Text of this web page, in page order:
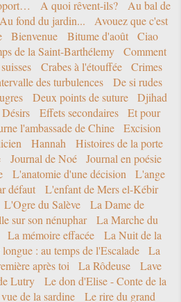
A quoi rêvent-ils?
Au bal de
Au fond du jardin...
Avouez que c'est
Bienvenue Bitume d'août
Ciao
de la Saint-Barthélemy
Comment
Crabes à l'étouffée
Crimes
des turbulences
De si rudes
Deux points de suture
Djihad
Désirs Effets secondaires
Et pour
l'ambassade de Chine
Excision
Hannah
Histoires de la porte
Journal de Noé
Journal en poésie
L'anatomie d'une décision
L'ange
défaut
L'enfant de Mers el-Kébir
L'Ogre du Salève
La Dame de
sur son nénuphar
La Marche du
La mémoire effacée
La Nuit de la
: au temps de l'Escalade
La
après toi La Rôdeuse
Lave
Lutry
Le don d'Elise - Conte de la
de la sardine
Le rire du grand